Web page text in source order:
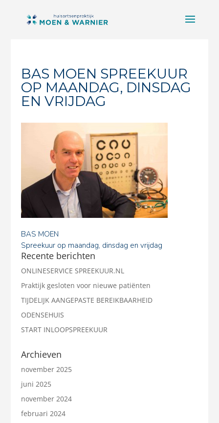
BAS MOEN SPREEKUUR
OP MAANDAG, DINSDAG
EN VRIJDAG
BAS MOEN
Spreekuur op maandag, dinsdag en vrijdag
Recente berichten
ONLINESERVICE SPREEKUUR.NL
Praktijk gesloten voor nieuwe patiënten
TIJDELIJK AANGEPASTE BEREIKBAARHEID
ODENSEHUIS
START INLOOPSPREEKUUR
Archieven
november 2025
juni 2025
november 2024
februari 2024